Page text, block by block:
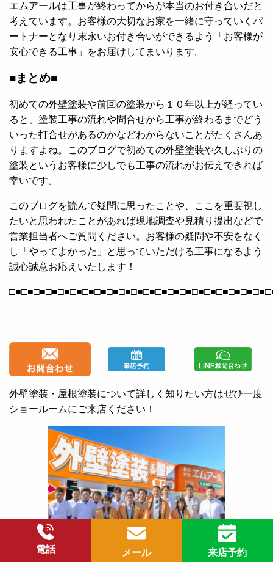
エムアールは工事が終わってからが本当のお付き合いだと
考えています。お客様の大切なお家を一緒に守っていくパ
ートナーとなり末永いお付き合いができるよう「お客様が
安心できる工事」をお届けしてまいります。
■まとめ■
初めての外壁塗装や前回の塗装から１０年以上が経ってい
ると、塗装工事の流れや問合せから工事が終わるまでどう
いった打合せがあるのかなどわからないことがたくさんあ
りますよね。このブログで初めての外壁塗装や久しぶりの
塗装というお客様に少しでも工事の流れがお伝えできれば
幸いです。
このブログを読んで疑問に思ったことや、ここを重要視し
たいと思われたことがあれば現地調査や見積り提出などで
営業担当者へご質問ください。お客様の疑問や不安をなく
し「やってよかった」と思っていただける工事になるよう
誠心誠意お応えいたします！
外壁塗装・屋根塗装について詳しく知りたい方はぜひ一度
ショールームにご来店ください！
電話 メール 来店予約